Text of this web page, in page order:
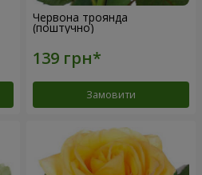
Червона троянда
(поштучно)
Замовити